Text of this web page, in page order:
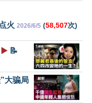
火 2026/6/5 (58,507次)
▶️ 📝
大骗局